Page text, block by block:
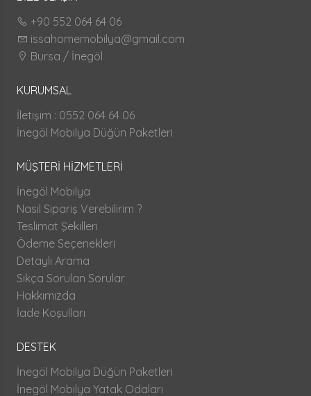
+90 552 064 64 06
issahomemobilya@gmail.com
Bursa / İnegöl
KURUMSAL
İletişim : 0552 064 64 06
İnegöl Mobilya Düğün Paketleri
MÜŞTERİ HİZMETLERİ
İnegöl Mobilya
Nasıl Sipariş Verebilirim ?
Teslimat Şekilleri
Ödeme Seçenekleri
Detaylı Arama
Sıkça Sorulan Sorular
Hakkımızda
İade Koşulları
DESTEK
İnegöl Mobilya Düğün Paketleri
İnegöl Mobilya Yatak Odaları